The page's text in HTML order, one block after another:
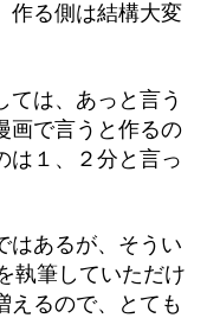
作る側は結構大変
は、あっと言う
画で言うと作るの
は１、２分と言っ
あるが、そうい
執筆していただけ
えるので、とても